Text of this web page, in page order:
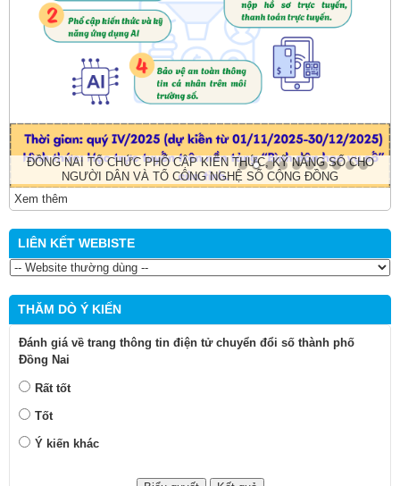
ĐỒNG NAI TỔ CHỨC PHỔ CẬP KIẾN THỨC, KỸ NĂNG SỐ CHO
NGƯỜI DÂN VÀ TỔ CÔNG NGHỆ SỐ CỘNG ĐỒNG
Xem thêm
LIÊN KẾT WEBISTE
THĂM DÒ Ý KIẾN
Đánh giá về trang thông tin điện tử chuyển đổi số thành phố
Đồng Nai
Rất tốt
Tốt
Ý kiến khác